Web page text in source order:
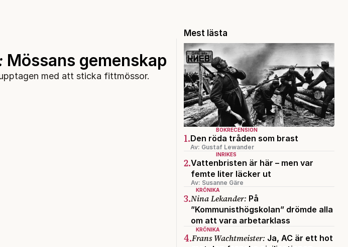
Mössans gemenskap
med att sticka fittmössor.
Mest lästa
BOKRECENSION
1.Den röda tråden som brast
Av: Gustaf Lewander
INRIKES
2.Vattenbristen är här – men var
femte liter läcker ut
Av: Susanne Gäre
KRÖNIKA
3.Nina Lekander: På
”Kommunisthögskolan” drömde alla
om att vara arbetarklass
KRÖNIKA
4.Frans Wachtmeister: Ja, AC är ett hot